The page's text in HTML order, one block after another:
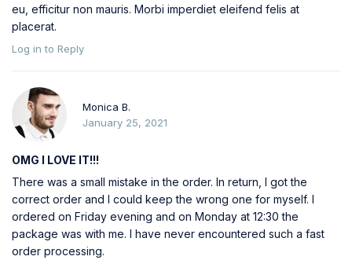
eu, efficitur non mauris. Morbi imperdiet eleifend felis at
placerat.
Log in to Reply
Monica B.
January 25, 2021
OMG I LOVE IT!!!
There was a small mistake in the order. In return, I got the
correct order and I could keep the wrong one for myself. I
ordered on Friday evening and on Monday at 12:30 the
package was with me. I have never encountered such a fast
order processing.